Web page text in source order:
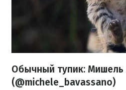
Обычный тупик: Мишель
(@michele_bavassano)